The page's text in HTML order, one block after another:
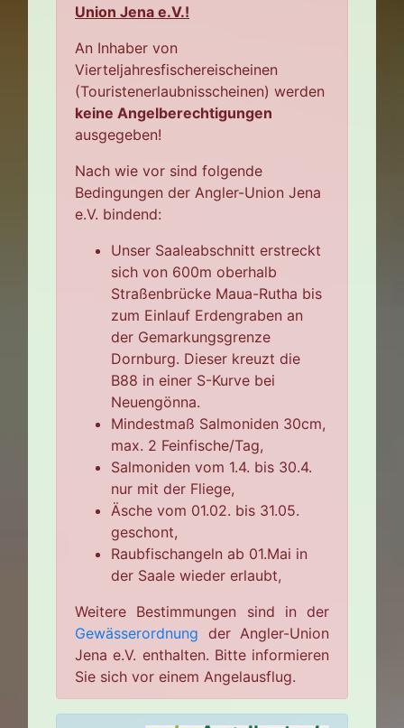
Union Jena e.V.!
An Inhaber von
Vierteljahresfischereischeinen
(Touristenerlaubnisscheinen) werden
keine Angelberechtigungen
ausgegeben!
Nach wie vor sind folgende
Bedingungen der Angler-Union Jena
e.V. bindend:
Unser Saaleabschnitt erstreckt
sich von 600m oberhalb
Straßenbrücke Maua-Rutha bis
zum Einlauf Erdengraben an
der Gemarkungsgrenze
Dornburg. Dieser kreuzt die
B88 in einer S-Kurve bei
Neuengönna.
Mindestmaß Salmoniden 30cm,
max. 2 Feinfische/Tag,
Salmoniden vom 1.4. bis 30.4.
nur mit der Fliege,
Äsche vom 01.02. bis 31.05.
geschont,
Raubfischangeln ab 01.Mai in
der Saale wieder erlaubt,
Weitere Bestimmungen sind in der
Gewässerordnung der Angler-Union
Jena e.V. enthalten. Bitte informieren
Sie sich vor einem Angelausflug.